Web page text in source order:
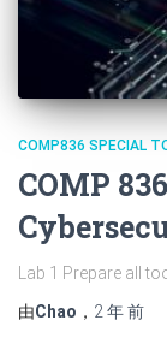
COMP836 SPECIAL
COMP
Lab 1 Prepare all
由Chao ， 2 年前